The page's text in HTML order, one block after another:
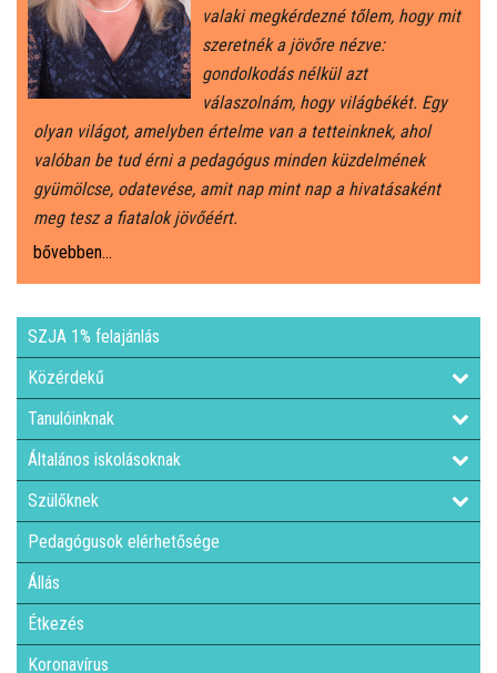
INTÉZMÉNYI DOKUMENTUMOK
KÖZZÉTÉTELI LISTA
JELENTKEZÉSI LAP/FELVÉTELI KÉRVÉNY
LETÖLTHETŐ NYOMTATVÁNYOK
DUÁLIS PARTNEREINK A SZAKKKÉPZÉSBEN
HÍREK, AKTUALITÁSOK
valaki megkérdezné tőlem, hogy mit
szeretnék a jövőre nézve:
gondolkodás nélkül azt
válaszolnám, hogy világbékét. Egy
olyan világot, amelyben értelme van a tetteinknek, ahol
valóban be tud érni a pedagógus minden küzdelmének
gyümölcse, odatevése, amit nap mint nap a hivatásaként
meg tesz a fiatalok jövőéért.
bővebben...
SZJA 1% felajánlás
Közérdekű
Tanulóinknak
Általános iskolásoknak
Szülőknek
Pedagógusok elérhetősége
Állás
Étkezés
Koronavírus